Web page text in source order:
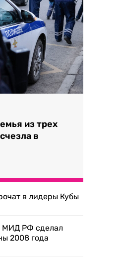
из трех
в
в лидеры Кубы
МИД РФ сделал
2008 года